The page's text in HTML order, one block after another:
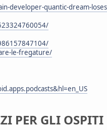
developer-quantic-dream-
le-fregature/
PER GLI OSPITI